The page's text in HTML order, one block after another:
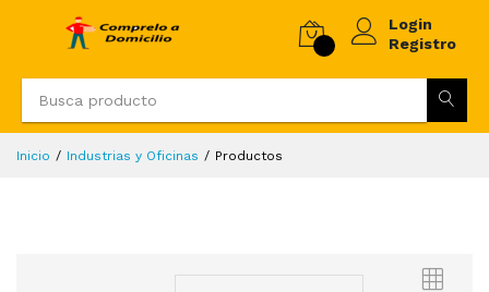
Login
Registro
Inicio Industrias y Oficinas Productos